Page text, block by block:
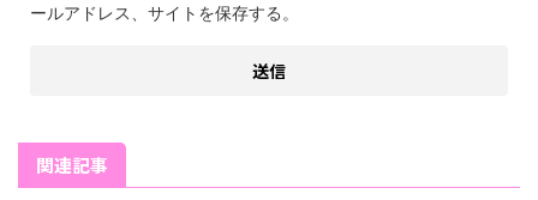
ールアドレス、サイトを保存する。
関連記事